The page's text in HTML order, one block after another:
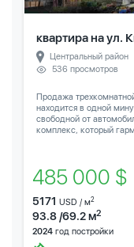
квартира на ул.
Центральный район
536 просмотров
Продажа
находится в одной
свободной от
комплекс, который
485 000 $
5171 USD / м2
93.8 /69.2 м2
2024 год постройки